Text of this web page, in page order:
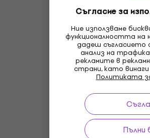
Съгласие за
Ние използваме
функционалността на
дадеш съгласието
анализ на
рекламите в
страни, като
Политиката
Пълни